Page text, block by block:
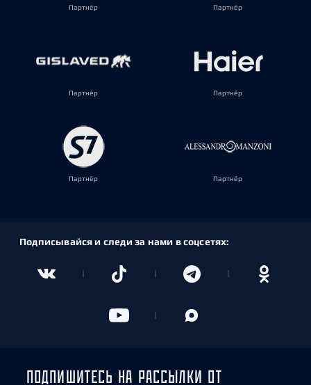
Партнёр Партнёр
Партнёр Партнёр
Партнёр Партнёр
Подписывайся и следи за нами в соцсетях:
ПОДПИШИТЕСЬ НА РАССЫЛКИ ОТ